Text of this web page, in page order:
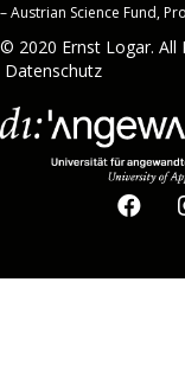
– Austrian Science Fund,
© 2020 Ernst Logar.
Datenschutz